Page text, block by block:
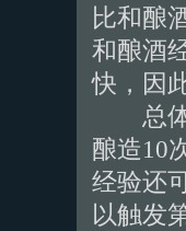
比和酿
和酿酒
快，因
总体
酿造10
经验还
以触发